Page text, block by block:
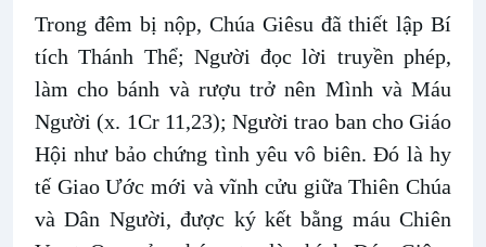
Trong đêm bị nộp, Chúa Giêsu đã thiết lập Bí
tích Thánh Thể; Người đọc lời truyền phép,
làm cho bánh và rượu trở nên Mình và Máu
Người (x. 1Cr 11,23); Người trao ban cho Giáo
Hội như bảo chứng tình yêu vô biên. Đó là hy
tế Giao Ước mới và vĩnh cửu giữa Thiên Chúa
và Dân Người, được ký kết bằng máu Chiên